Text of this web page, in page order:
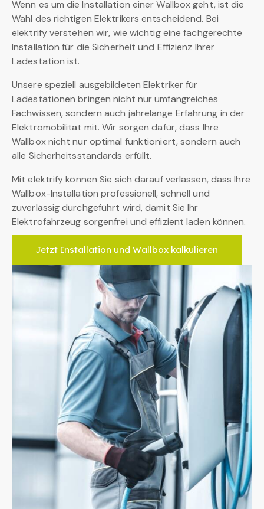
Wenn es um die Installation einer Wallbox geht, ist die
Wahl des richtigen Elektrikers entscheidend. Bei
elektrify verstehen wir, wie wichtig eine fachgerechte
Installation für die Sicherheit und Effizienz Ihrer
Ladestation ist.
Unsere speziell ausgebildeten Elektriker für
Ladestationen bringen nicht nur umfangreiches
Fachwissen, sondern auch jahrelange Erfahrung in der
Elektromobilität mit. Wir sorgen dafür, dass Ihre
Wallbox nicht nur optimal funktioniert, sondern auch
alle Sicherheitsstandards erfüllt.
Mit elektrify können Sie sich darauf verlassen, dass Ihre
Wallbox-Installation professionell, schnell und
zuverlässig durchgeführt wird, damit Sie Ihr
Elektrofahrzeug sorgenfrei und effizient laden können.
Jetzt Installation und Wallbox kalkulieren